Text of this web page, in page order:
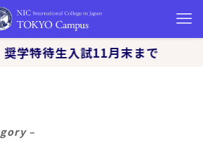
学特待生入試11月末まで
–